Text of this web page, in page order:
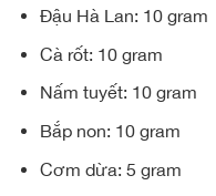
Đậu Hà Lan: 10 gram
Cà rốt: 10 gram
Nấm tuyết: 10 gram
Bắp non: 10 gram
Cơm dừa: 5 gram